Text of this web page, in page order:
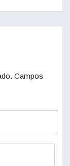
Campos